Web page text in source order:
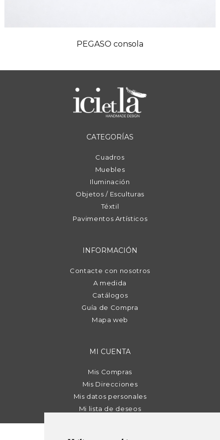
PEGASO consola
CATEGORÍAS
Cuadros
Muebles
Iluminación
Objetos / Esculturas
Téxtil
Pavimentos Artísticos
INFORMACIÓN
Contacte con nosotros
A medida
Catálogos
Guía de Compra
Mapa web
MI CUENTA
Mis Compras
Mis Direcciones
Mis datos personales
Mi lista de deseos